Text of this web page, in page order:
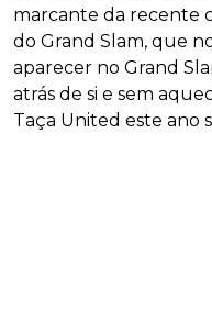
marcante da recente
do Grand Slam, que
aparecer no Grand
atrás de si e sem
Taça United este ano